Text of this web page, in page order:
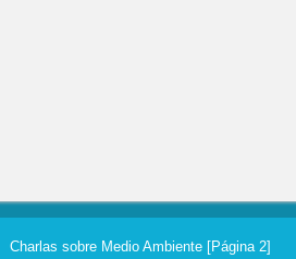
Charlas sobre Medio Ambiente [Página 2]